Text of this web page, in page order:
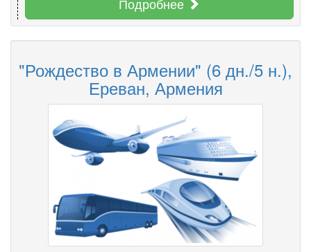
"Рождество в Армении" (6 дн./5 н.),
Ереван, Армения